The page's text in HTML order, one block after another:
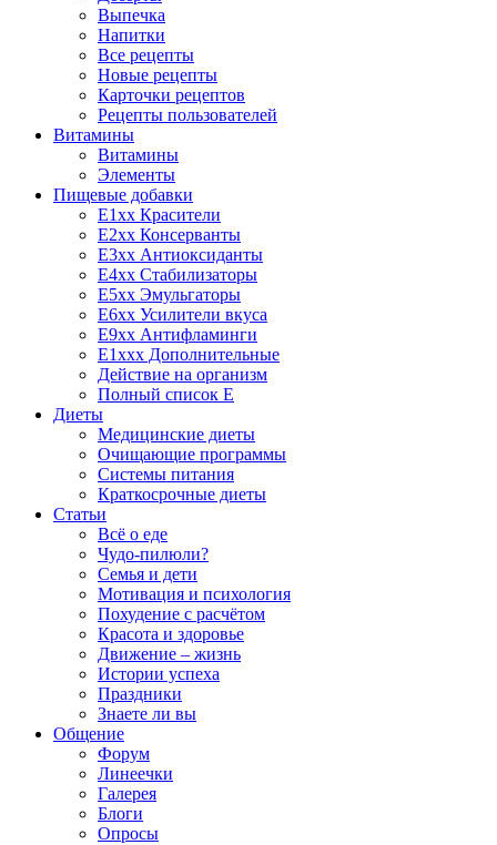
Выпечка
Напитки
Все рецепты
Новые рецепты
Карточки рецептов
Рецепты пользователей
Витамины
Витамины
Элементы
Пищевые добавки
E1xx Красители
E2xx Консерванты
E3xx Антиоксиданты
E4xx Стабилизаторы
E5xx Эмульгаторы
E6xx Усилители вкуса
E9xx Антифламинги
E1xxx Дополнительные
Действие на организм
Полный список E
Диеты
Медицинские диеты
Очищающие программы
Системы питания
Краткосрочные диеты
Статьи
Всё о еде
Чудо-пилюли?
Семья и дети
Мотивация и психология
Похудение с расчётом
Красота и здоровье
Движение – жизнь
Истории успеха
Праздники
Знаете ли вы
Общение
Форум
Линеечки
Галерея
Блоги
Опросы